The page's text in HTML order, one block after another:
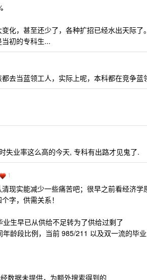
化，甚至还少了，各种扩招已经水出天际
初的专科生...
去当蓝领工人，实际上呢，本科都在竞争蓝
失业率这么高的今天, 专科有出路才见鬼了.
1
现实能减少一些痛苦吧；很早之前看经济
字，供需关系！
生早已从供给不足转为了供给过剩了
龄段比例，当前 985/211 以及双一流的毕
数据未提供，为额外搜索得到的